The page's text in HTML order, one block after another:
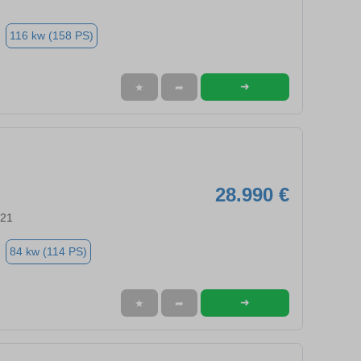
116 kw (158 PS)
★ ➦ ➜
28.990 €
84 kw (114 PS)
★ ➦ ➜